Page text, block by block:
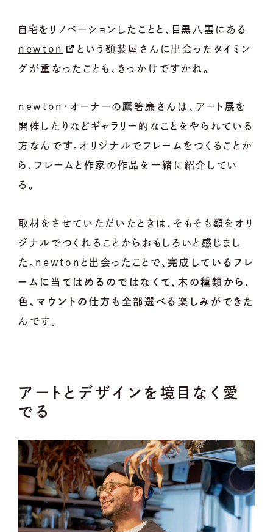
自宅をリノベーションしたことと、目黒八雲にある
newton
という額装屋さんに出会ったタイミン
グが重なったことも、きっかけですかね。
newton・オーナーの鷹箸廉さんは、アート展を
開催したりなどギャラリー的なことをやられている
方なんです。オリジナルでフレームをつくることか
ら、フレームと作家の作品を一緒に紹介してい
る。
取材をさせていただいたときは、そもそも額をオリ
ジナルでつくれることからおもしろいと感じまし
た。newtonと出会ったことで、 完成しているフレ
ームに当てはめるのではなくて、木の種類から、
色、マウントの仕方も全部選べる楽しみができた
んです。
アートとデザインを境目なく愛
でる